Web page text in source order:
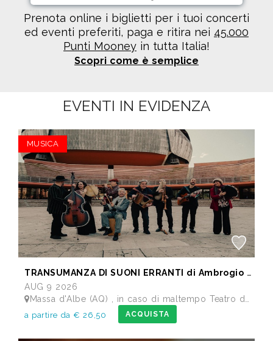
Prenota online i biglietti per i tuoi concerti
ed eventi preferiti, paga e ritira nei 45.000
Punti Mooney in tutta Italia!
Scopri come è semplice
EVENTI IN EVIDENZA
MUSICA
TRANSUMANZA DI SUONI ERRANTI di Ambrogio Sparagna
AUG 9 2026
Massa d'Albe (AQ) , in caso di maltempo Teatro dei Marsi Avezzano AQ - Anfiteatro Romano di Alba Fucens
a partire da € 26,50 ACQUISTA